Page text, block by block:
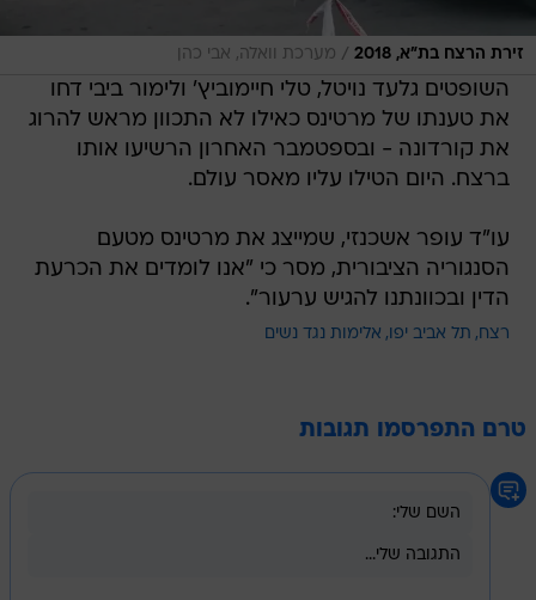
זירת הרצח בת"א, 2018 / מערכת וואלה, אבי כהן
השופטים גלעד נויטל, טלי חיימוביץ' ולימור ביבי דחו
את טענתו של מרטינס כאילו לא התכוון מראש להרוג
את קורדונה - ובספטמבר האחרון הרשיעו אותו
ברצח. היום הטילו עליו מאסר עולם.
עו"ד עופר אשכנזי, שמייצג את מרטינס מטעם
הסנגוריה הציבורית, מסר כי "אנו לומדים את הכרעת
הדין ובכוונתנו להגיש ערעור".
רצח תל אביב יפו אלימות נגד נשים
טרם התפרסמו תגובות